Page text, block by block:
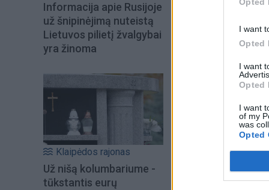
I want
Opted
I want
Opted
I want
of my
was
Opted
Informacija apie Rusijoje
už šnipinėjimą nuteistą
Lietuvos pilietį žvalgybai
yra žinoma
Klaipėdos rajonas
Už nišą kolumbariume -
tūkstantis eurų
Šiuo metu